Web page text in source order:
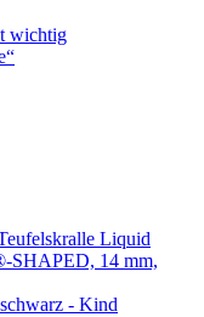
wichtig
Liquid
SHAPED, 14 mm,
- Kind